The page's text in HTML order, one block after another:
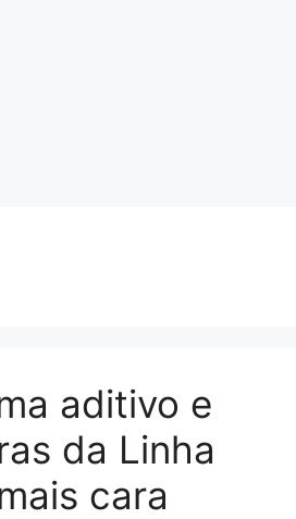
aditivo e
da Linha
cara